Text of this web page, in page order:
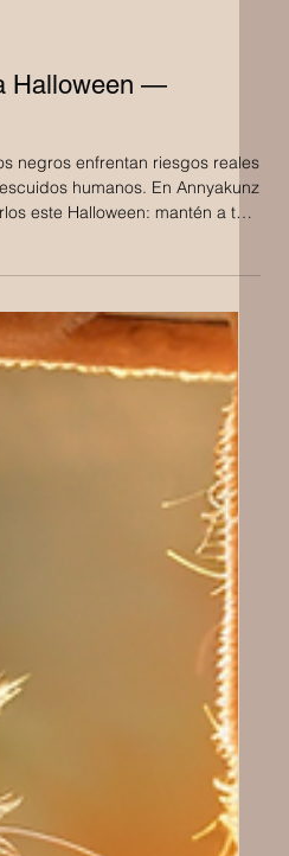
Halloween —
negros enfrentan riesgos reales
La verdadera magia está en
y conciencia. 🖤